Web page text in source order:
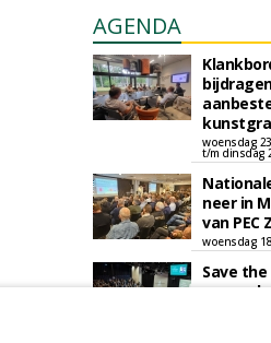
AGENDA
woensdag
t/m dinsdag
neer in
van PEC
woensdag
Save the